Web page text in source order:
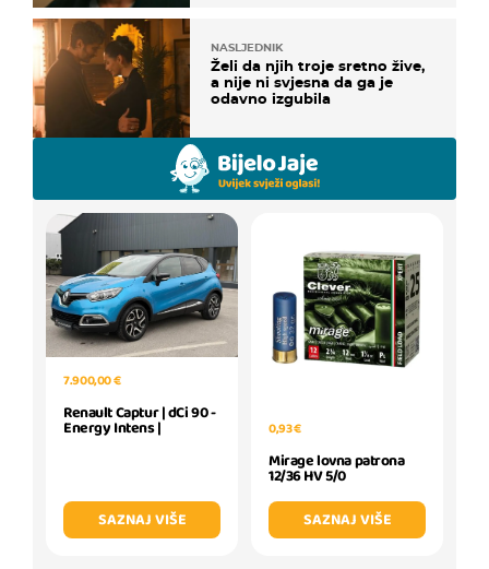
NASLJEDNIK
Želi da njih troje sretno žive,
a nije ni svjesna da ga je
odavno izgubila
7.900,00 €
Renault Captur | dCi 90 -
Energy Intens |
SAZNAJ VIŠE
0,93 €
Mirage lovna patrona
12/36 HV 5/0
SAZNAJ VIŠE